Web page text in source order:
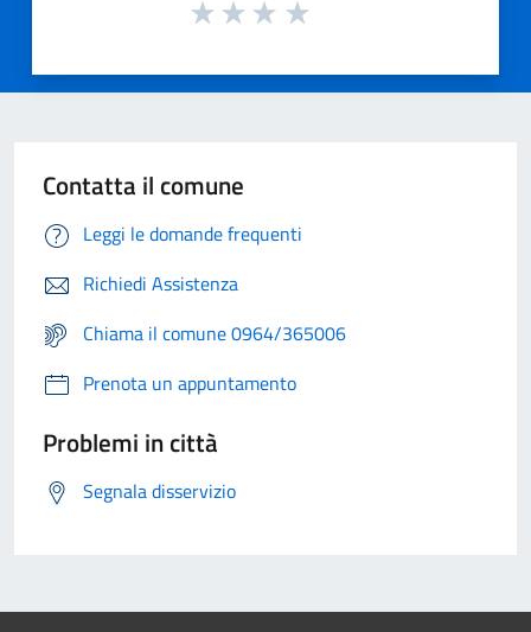
Contatta il comune
Leggi le domande frequenti
Richiedi Assistenza
Chiama il comune 0964/365006
Prenota un appuntamento
Problemi in città
Segnala disservizio